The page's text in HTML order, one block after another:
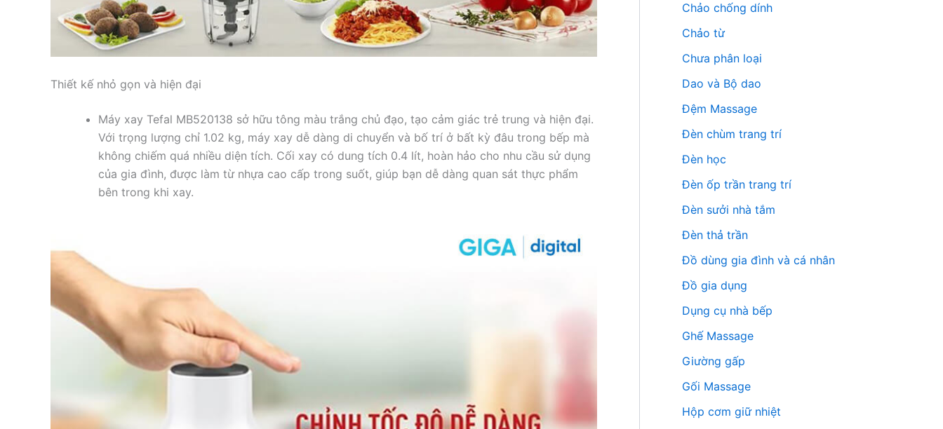
Thiết kế nhỏ gọn và hiện đại
Máy xay Tefal MB520138 sở hữu tông màu trắng chủ đạo, tạo cảm giác trẻ trung và hiện đại.
Với trọng lượng chỉ 1.02 kg, máy xay dễ dàng di chuyển và bố trí ở bất kỳ đâu trong bếp mà
không chiếm quá nhiều diện tích. Cối xay có dung tích 0.4 lít, hoàn hảo cho nhu cầu sử dụng
của gia đình, được làm từ nhựa cao cấp trong suốt, giúp bạn dễ dàng quan sát thực phẩm
bên trong khi xay.
Chảo chống dính
Chảo từ
Chưa phân loại
Dao và Bộ dao
Đệm Massage
Đèn chùm trang trí
Đèn học
Đèn ốp trần trang trí
Đèn sưởi nhà tắm
Đèn thả trần
Đồ dùng gia đình và cá nhân
Đồ gia dụng
Dụng cụ nhà bếp
Ghế Massage
Giường gấp
Gối Massage
Hộp cơm giữ nhiệt